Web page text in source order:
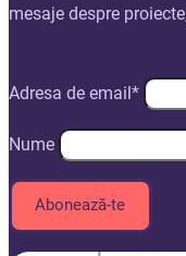
mesaje despre
Adresa de email*
Nume